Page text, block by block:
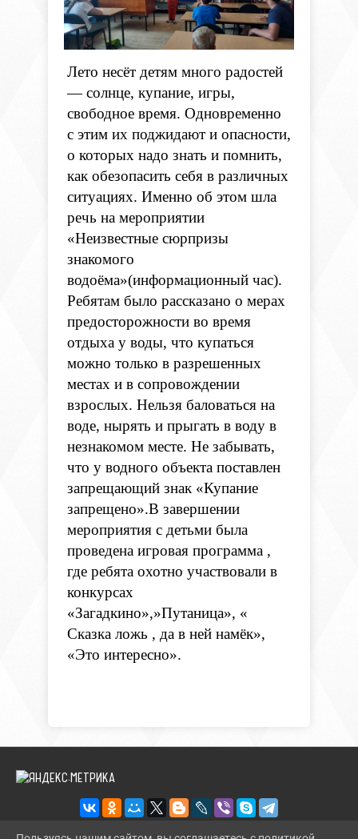
Лето несёт детям много радостей
— солнце, купание, игры,
свободное время. Одновременно
с этим их поджидают и опасности,
о которых надо знать и помнить,
как обезопасить себя в различных
ситуациях. Именно об этом шла
речь на мероприятии
«Неизвестные сюрпризы
знакомого
водоёма»(информационный час).
Ребятам было рассказано о мерах
предосторожности во время
отдыха у воды, что купаться
можно только в разрешенных
местах и в сопровождении
взрослых. Нельзя баловаться на
воде, нырять и прыгать в воду в
незнакомом месте. Не забывать,
что у водного объекта поставлен
запрещающий знак «Купание
запрещено».В завершении
мероприятия с детьми была
проведена игровая программа ,
где ребята охотно участвовали в
конкурсах
«Загадкино»,»Путаница», «
Сказка ложь , да в ней намёк»,
«Это интересно».